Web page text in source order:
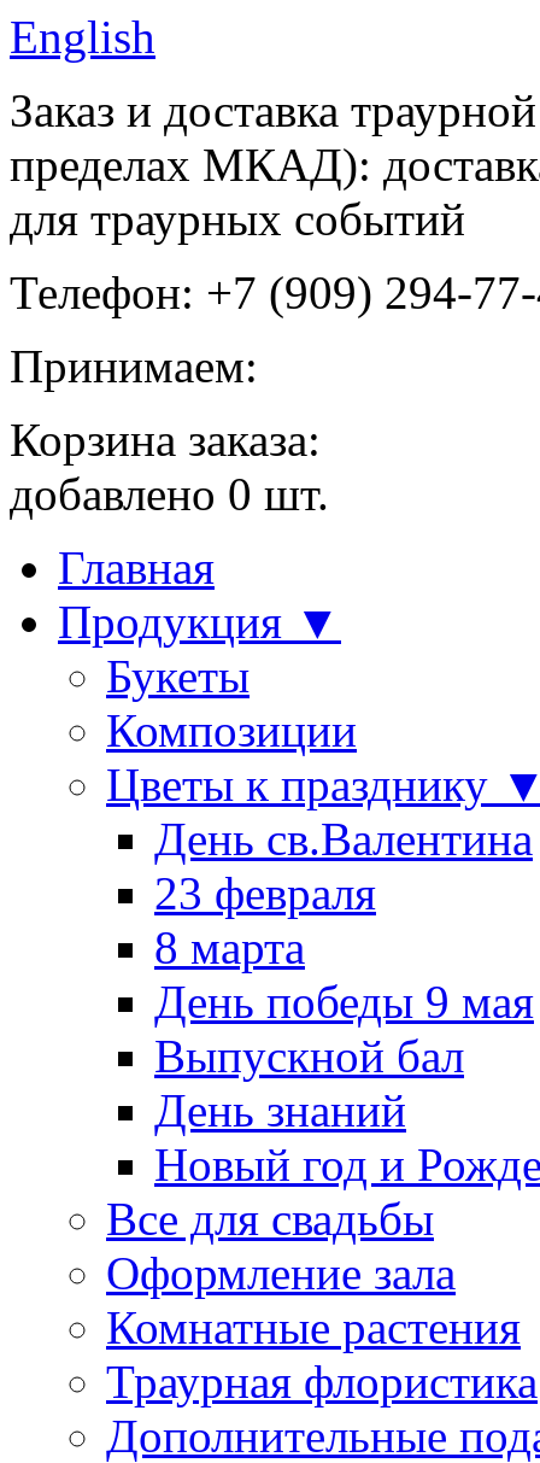
English
Заказ и доставка
пределах МКАД):
для траурных событий
Телефон: +7 (909) 294-
Принимаем:
Корзина заказа:
добавлено 0 шт.
Главная
Продукция ▼
Букеты
Композиции
Цветы к празднику
День св.Валентина
23 февраля
8 марта
День победы 9 мая
Выпускной бал
День знаний
Новый год и
Все для свадьбы
Оформление зала
Комнатные растения
Траурная флористика
Дополнительные